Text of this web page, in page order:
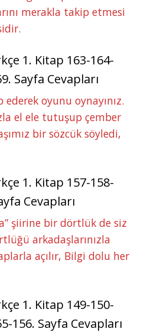
merakla takip etmesi
1. Kitap 163-164-
Sayfa Cevapları
oyunu oynayınız.
el ele tutuşup çember
bir sözcük söyledi,
1. Kitap 157-158-
Cevapları
şiirine bir dörtlük de siz
arkadaşlarınızla
açılır, Bilgi dolu her
1. Kitap 149-150-
156. Sayfa Cevapları